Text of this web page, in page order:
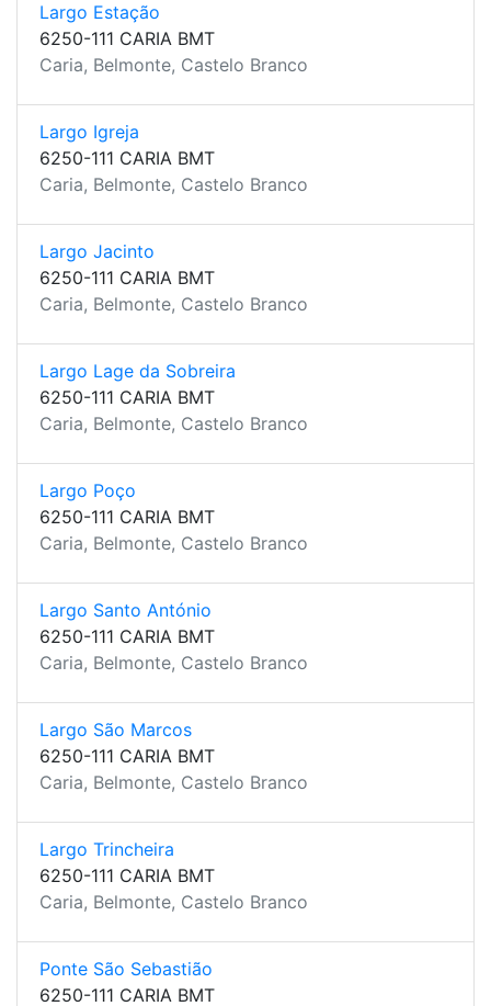
Largo Estação
6250-111 CARIA BMT
Caria, Belmonte, Castelo Branco
Largo Igreja
6250-111 CARIA BMT
Caria, Belmonte, Castelo Branco
Largo Jacinto
6250-111 CARIA BMT
Caria, Belmonte, Castelo Branco
Largo Lage da Sobreira
6250-111 CARIA BMT
Caria, Belmonte, Castelo Branco
Largo Poço
6250-111 CARIA BMT
Caria, Belmonte, Castelo Branco
Largo Santo António
6250-111 CARIA BMT
Caria, Belmonte, Castelo Branco
Largo São Marcos
6250-111 CARIA BMT
Caria, Belmonte, Castelo Branco
Largo Trincheira
6250-111 CARIA BMT
Caria, Belmonte, Castelo Branco
Ponte São Sebastião
6250-111 CARIA BMT